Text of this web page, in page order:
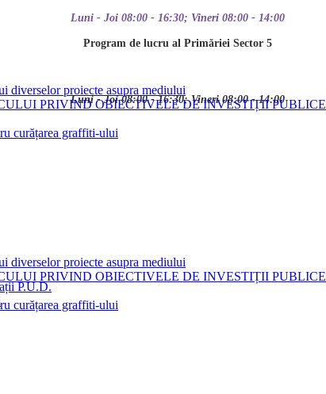
P.U.D.
Luni - Joi 08:00 - 16:30; Vineri 08:00 - 14:00
Program de lucru al Primăriei Sector 5
Luni - Joi 08:00 - 16:30; Vineri 08:00 - 14:00
diverselor proiecte asupra mediului
PRIVIND OBIECTIVELE DE INVESTIȚII PUBLICE
curățarea graffiti-ului
diverselor proiecte asupra mediului
PRIVIND OBIECTIVELE DE INVESTIȚII PUBLICE
curățarea graffiti-ului